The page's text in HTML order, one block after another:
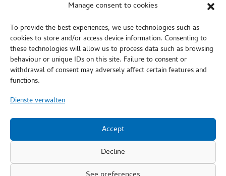
Manage consent to cookies
To provide the best experiences, we use technologies such as
cookies to store and/or access device information. Consenting to
these technologies will allow us to process data such as browsing
behaviour or unique IDs on this site. Failure to consent or
withdrawal of consent may adversely affect certain features and
functions.
Dienste verwalten
Accept
Decline
ZERTIFIZIERUNGEN